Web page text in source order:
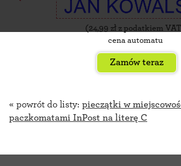
( 24,99 zł z podatkiem
cena automatu
Zamów teraz
« powrót do listy: pieczątki w
paczkomatami InPost na literę C